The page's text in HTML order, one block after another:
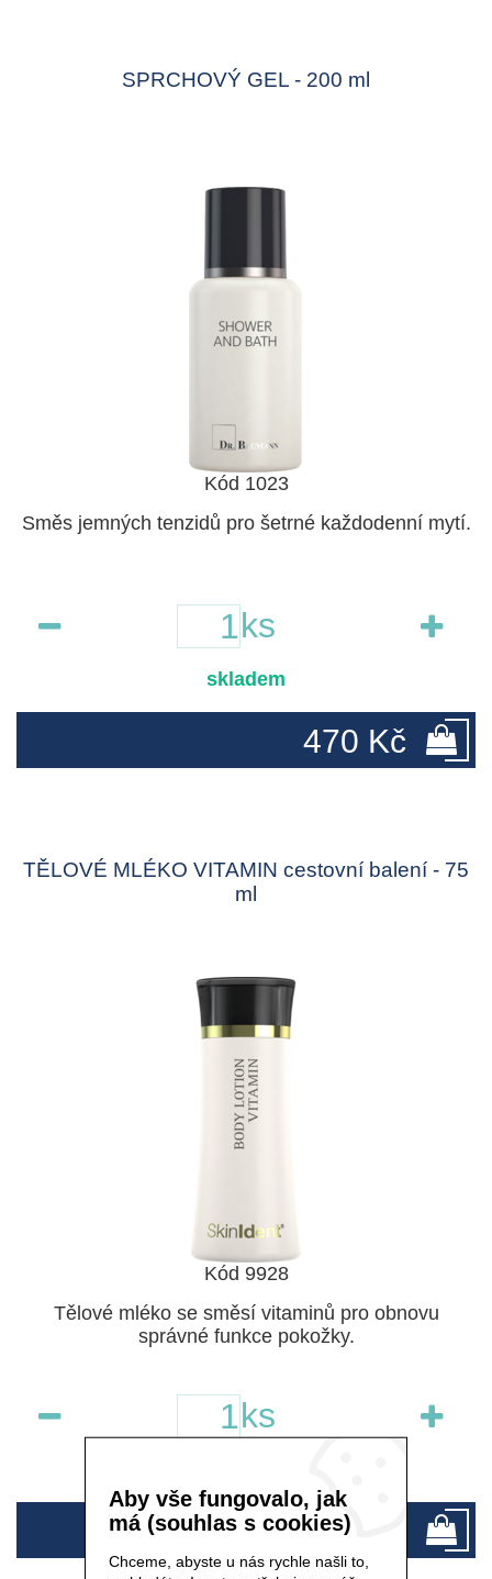
SPRCHOVÝ GEL - 200 ml
Kód 1023
Směs jemných tenzidů pro šetrné každodenní mytí.
ks
skladem
470 Kč
TĚLOVÉ MLÉKO VITAMIN cestovní balení - 75
ml
Kód 9928
Tělové mléko se směsí vitaminů pro obnovu
správné funkce pokožky.
ks
680 Kč
Aby vše fungovalo, jak
má (souhlas s cookies)
Chceme, abyste u nás rychle našli to,